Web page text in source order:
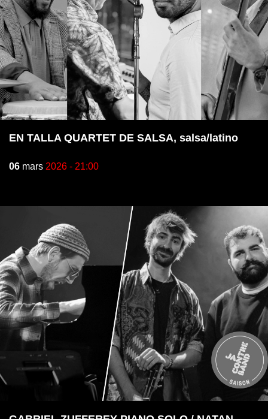
EN TALLA QUARTET DE SALSA, salsa/latino
06 mars 2026 - 21:00